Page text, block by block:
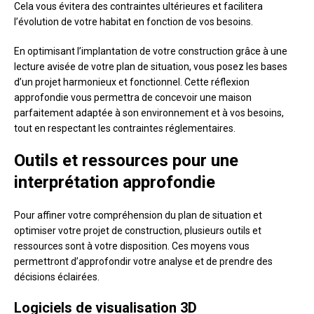
Cela vous évitera des contraintes ultérieures et facilitera
l’évolution de votre habitat en fonction de vos besoins.
En optimisant l’implantation de votre construction grâce à une
lecture avisée de votre plan de situation, vous posez les bases
d’un projet harmonieux et fonctionnel. Cette réflexion
approfondie vous permettra de concevoir une maison
parfaitement adaptée à son environnement et à vos besoins,
tout en respectant les contraintes réglementaires.
Outils et ressources pour une
interprétation approfondie
Pour affiner votre compréhension du plan de situation et
optimiser votre projet de construction, plusieurs outils et
ressources sont à votre disposition. Ces moyens vous
permettront d’approfondir votre analyse et de prendre des
décisions éclairées.
Logiciels de visualisation 3D